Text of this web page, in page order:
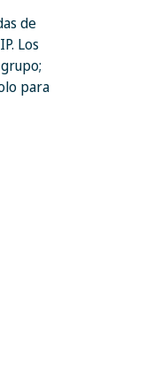
de
Los
para